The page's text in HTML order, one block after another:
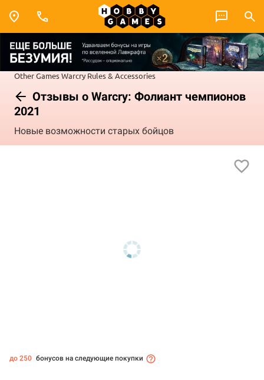
Other GamesWarcry Rules & Accessories
Отзывы о Warcry: Фолиант чемпионов
2021
Новые возможности старых бойцов
до 250 бонусов на следующие покупки